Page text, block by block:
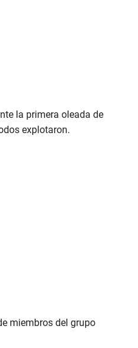
la primera oleada de
explotaron.
miembros del grupo